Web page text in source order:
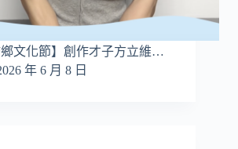
鄉文化節】創作才子方立維…
年 6 月 8 日